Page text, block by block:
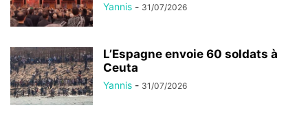
Yannis - 31/07/2026
L’Espagne envoie 60 soldats à
Ceuta
Yannis - 31/07/2026